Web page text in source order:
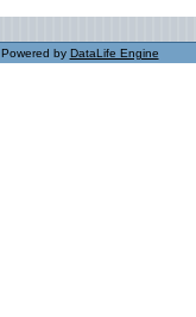
Powered by DataLife Engine